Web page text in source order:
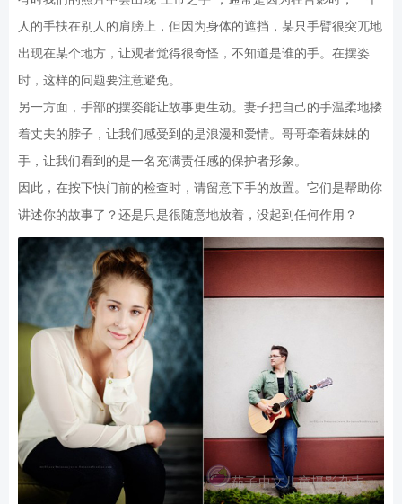
人的手扶在别人的肩膀上，但因为身体的遮挡，某只手臂很突兀地
出现在某个地方，让观者觉得很奇怪，不知道是谁的手。在摆姿
时，这样的问题要注意避免。
另一方面，手部的摆姿能让故事更生动。妻子把自己的手温柔地搂
着丈夫的脖子，让我们感受到的是浪漫和爱情。哥哥牵着妹妹的
手，让我们看到的是一名充满责任感的保护者形象。
因此，在按下快门前的检查时，请留意下手的放置。它们是帮助你
讲述你的故事了？还是只是很随意地放着，没起到任何作用？